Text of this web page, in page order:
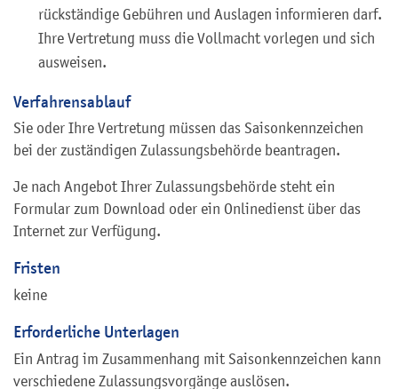
rückständige Gebühren und Auslagen informieren darf.
Ihre Vertretung muss die Vollmacht vorlegen und sich
ausweisen.
Verfahrensablauf
Sie oder Ihre Vertretung müssen das Saisonkennzeichen
bei der zuständigen Zulassungsbehörde beantragen.
Je nach Angebot Ihrer Zulassungsbehörde steht ein
Formular zum Download oder ein Onlinedienst über das
Internet zur Verfügung.
Fristen
keine
Erforderliche Unterlagen
Ein Antrag im Zusammenhang mit Saisonkennzeichen kann
verschiedene Zulassungsvorgänge auslösen.